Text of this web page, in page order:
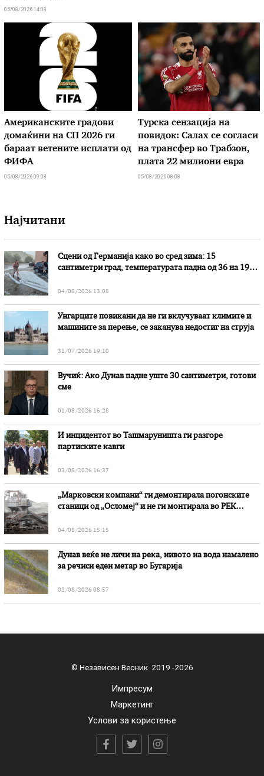
05/08/2026 14:08
Американските градови
домаќини на СП 2026 ги
бараат ветените исплати од
ФИФА
05/08/2026 09:08
Турска сензација на
повидок: Салах се согласи
на трансфер во Трабзон,
плата 22 милиони евра
05/08/2026 08:08
Најчитани
Сцени од Германија како во сред зима: 15
сантиметри град, температурата падна од 36 на 19
04/08/2026 13:08
Унгарците повикани да не ги вклучуваат климите и
машините за перење, се заканува недостиг на струја
31/07/2026 19:10
Вучиќ: Ако Дунав падне уште 30 сантиметри, готови
сме
01/08/2026 16:28
И инцидентот во Ташмаруништa ги разгоре
партиските кавги
03/08/2026 16:37
„Марковски компани“ ги демонтирала погонските
станици од „Осломеј“ и не ги монтирала во РЕК
04/08/2026 15:15
Дунав веќе не личи на река, нивото на вода намалено
за речиси еден метар во Бугарија
02/08/2026 08:57
© Независен Весник 2019 -2026
Импресум
Маркетинг
Услови за користење